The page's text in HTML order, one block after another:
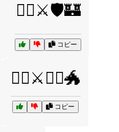
🧙‍♂️⚔️🛡️🏰
コピー
🧙‍♂️⚔️🧝‍♀️🐲
コピー